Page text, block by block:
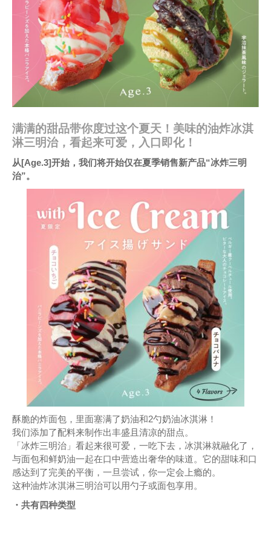
满满的甜品带你度过这个夏天！美味的油炸冰淇
淋三明治，看起来可爱，入口即化！
从[Age.3]开始，我们将开始仅在夏季销售新产品“冰炸三明
治”。
酥脆的炸面包，里面塞满了奶油和2勺奶油冰淇淋！
我们添加了配料来制作出丰盛且清凉的甜点。
「冰炸三明治」看起来很可爱，一吃下去，冰淇淋就融化了，
与面包和鲜奶油一起在口中营造出奢华的味道。它的甜味和口
感达到了完美的平衡，一旦尝试，你一定会上瘾的。
这种油炸冰淇淋三明治可以用勺子或面包享用。
・共有四种类型